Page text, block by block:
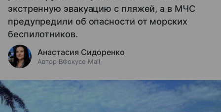
экстренную эвакуацию с пляжей, а в МЧС
предупредили об опасности от морских
беспилотников.
Анастасия Сидоренко
Автор ВФокусе Mail